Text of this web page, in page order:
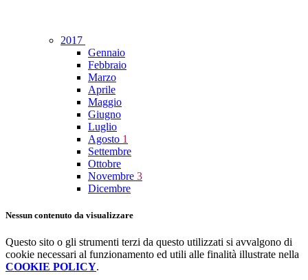
2017
Gennaio
Febbraio
Marzo
Aprile
Maggio
Giugno
Luglio
Agosto 1
Settembre
Ottobre
Novembre 3
Dicembre
Nessun contenuto da visualizzare
Questo sito o gli strumenti terzi da questo utilizzati si avvalgono di
cookie necessari al funzionamento ed utili alle finalità illustrate nella
COOKIE POLICY.